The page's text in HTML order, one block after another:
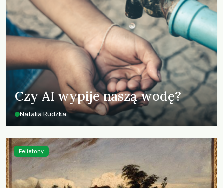
Czy AI wypije naszą wodę?
Natalia Rudzka
Felietony